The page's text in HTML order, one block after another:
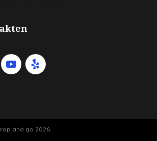
and go 2026.